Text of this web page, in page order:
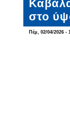
στο
Πέμ, 02/04/2026 -